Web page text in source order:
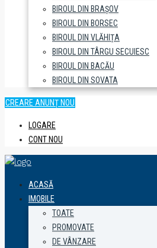
BIROUL DIN BRAȘOV
BIROUL DIN BORSEC
BIROUL DIN VLĂHIȚA
BIROUL DIN TÂRGU SECUIESC
BIROUL DIN BACĂU
BIROUL DIN SOVATA
CREARE ANUNȚ NOU
LOGARE
CONT NOU
ACASĂ
IMOBILE
TOATE
PROMOVATE
DE VÂNZARE